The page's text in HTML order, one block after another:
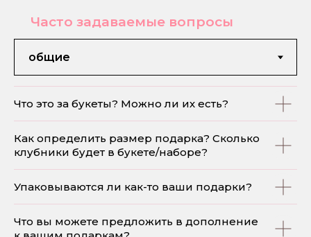
Часто задаваемые вопросы
Что это за букеты? Можно ли их есть?
Как определить размер подарка? Сколько
клубники будет в букете/наборе?
Упаковываются ли как-то ваши подарки?
Что вы можете предложить в дополнение